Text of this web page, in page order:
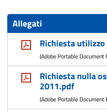
Allegati
Richiesta
(Adobe Portable Document
Richiesta nulla
2011.pdf
(Adobe Portable Document